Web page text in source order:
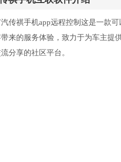
汽传祺手机app远程控制这是一款
来的服务体验，致力于为车主提
分享的社区平台。